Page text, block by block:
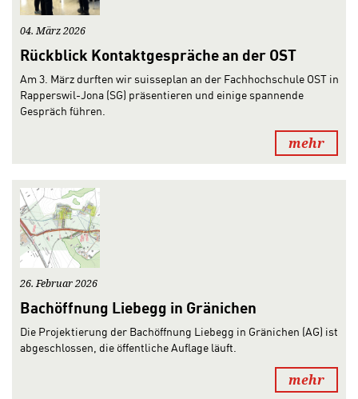
04. März 2026
Rückblick Kontaktgespräche an der OST
Am 3. März durften wir suisseplan an der Fachhochschule OST in
Rapperswil-Jona (SG) präsentieren und einige spannende
Gespräch führen.
mehr
26. Februar 2026
Bachöffnung Liebegg in Gränichen
Die Projektierung der Bachöffnung Liebegg in Gränichen (AG) ist
abgeschlossen, die öffentliche Auflage läuft.
mehr